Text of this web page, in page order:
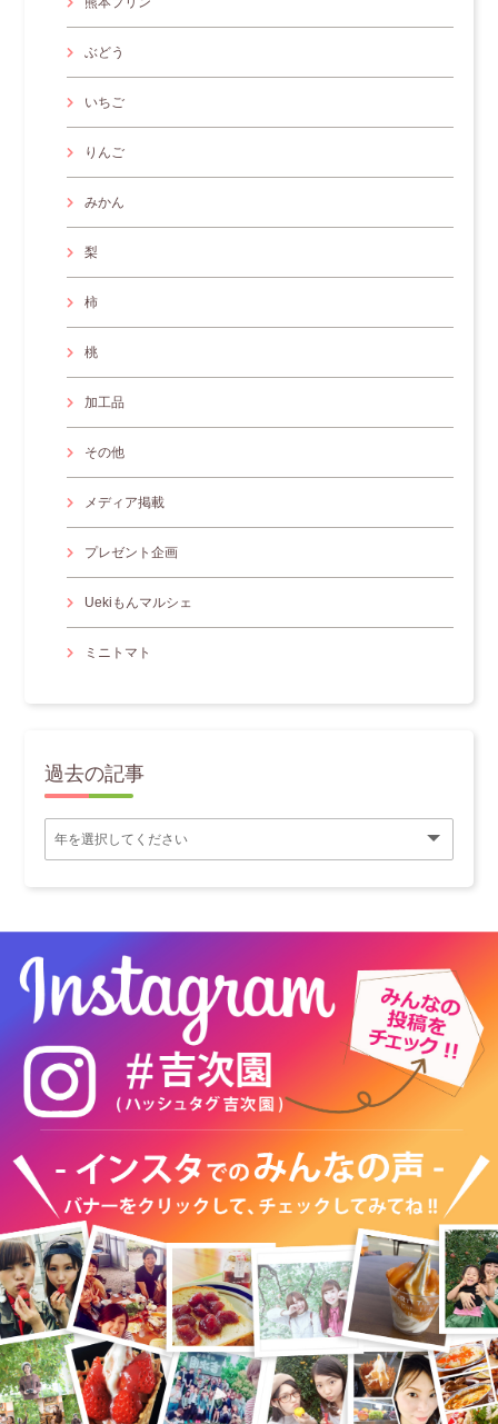
ぶどう
いちご
りんご
みかん
梨
柿
桃
加工品
その他
メディア掲載
プレゼント企画
Uekiもんマルシェ
ミニトマト
過去の記事